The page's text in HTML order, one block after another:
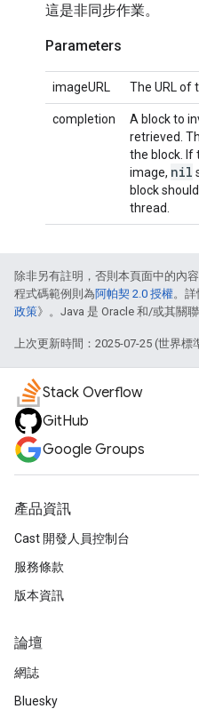
這是非同步作業。
Parameters
imageURL The URL of
completion
A block to
retrieved.
the block. If
image, nil
block
thread.
除非另有註明，否則本頁面中的內
程式碼範例則為阿帕契 2.0 授權。
政策》。Java 是 Oracle 和/或其關
上次更新時間：2025-07-25 (世界標
Stack Overflow
GitHub
Google Groups
產品資訊
Cast 開發人員控制台
服務條款
版本資訊
論壇
網誌
Bluesky